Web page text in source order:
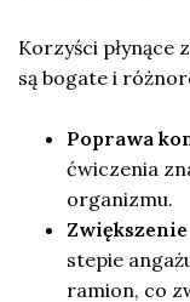
Korzyści
są bogate i
Poprawa
ćwiczenia
organizmu.
stepie
ramion, co